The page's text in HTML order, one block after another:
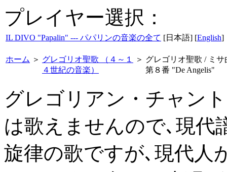
プレイヤー選択：
IL DIVO "Papalin" --- パパリンの音楽の全て [日本語] [English]
ホーム ＞ グレゴリオ聖歌 （４～１
４世紀の音楽）
＞ グレゴリオ聖歌 / ミサ
第８番 "De Angelis"
グレゴリアン・チャン
は歌えませんので､現代
旋律の歌ですが､現代人